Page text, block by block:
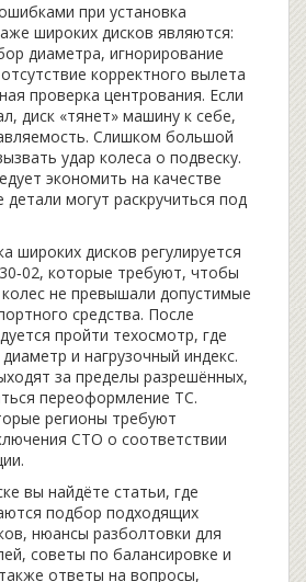
при установка
широких дисков являются:
диаметра, игнорирование
корректного вылета
проверка центрования. Если
диск «тянет» машину к себе,
Слишком большой
удар колеса о подвеску.
экономить на качестве
могут раскручиться под
широких дисков регулируется
которые требуют, чтобы
не превышали допустимые
средства. После
пройти техосмотр, где
и нагрузочный индекс.
за пределы разрешённых,
переоформление ТС.
регионы требуют
СТО о соответствии
вы найдёте статьи, где
подбор подходящих
нюансы разболтовки для
советы по балансировке и
ответы на вопросы,